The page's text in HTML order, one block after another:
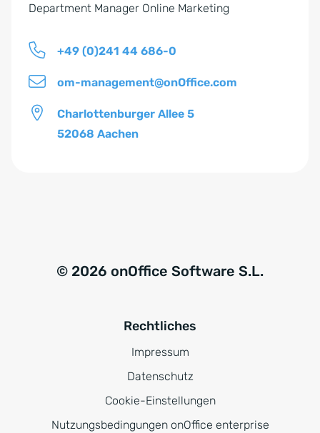
s
Department Manager Online Marketing
+49 (0)241 44 686-0
om-management@onOffice.com
Charlottenburger Allee 5
52068 Aachen
© 2026 onOffice Software S.L.
Rechtliches
Impressum
Datenschutz
Cookie-Einstellungen
Nutzungsbedingungen onOffice enterprise